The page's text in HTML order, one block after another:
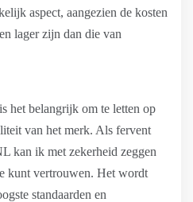
aspect, aangezien de kosten
lager zijn dan die van
het belangrijk om te letten op
van het merk. Als fervent
kan ik met zekerheid zeggen
kunt vertrouwen. Het wordt
standaarden en